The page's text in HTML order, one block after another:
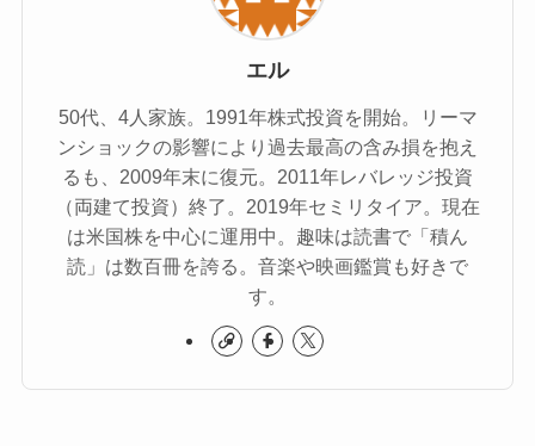
エル
50代、4人家族。1991年株式投資を開始。リーマ
ンショックの影響により過去最高の含み損を抱え
るも、2009年末に復元。2011年レバレッジ投資
（両建て投資）終了。2019年セミリタイア。現在
は米国株を中心に運用中。趣味は読書で「積ん
読」は数百冊を誇る。音楽や映画鑑賞も好きで
す。